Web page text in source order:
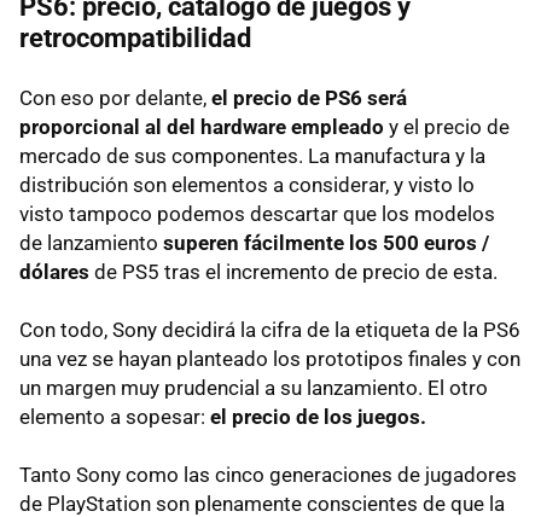
PS6: precio, catálogo de juegos y
retrocompatibilidad
Con eso por delante, el precio de PS6 será
proporcional al del hardware empleado y el precio de
mercado de sus componentes. La manufactura y la
distribución son elementos a considerar, y visto lo
visto tampoco podemos descartar que los modelos
de lanzamiento superen fácilmente los 500 euros /
dólares de PS5 tras el incremento de precio de esta.
Con todo, Sony decidirá la cifra de la etiqueta de la PS6
una vez se hayan planteado los prototipos finales y con
un margen muy prudencial a su lanzamiento. El otro
elemento a sopesar: el precio de los juegos.
Tanto Sony como las cinco generaciones de jugadores
de PlayStation son plenamente conscientes de que la